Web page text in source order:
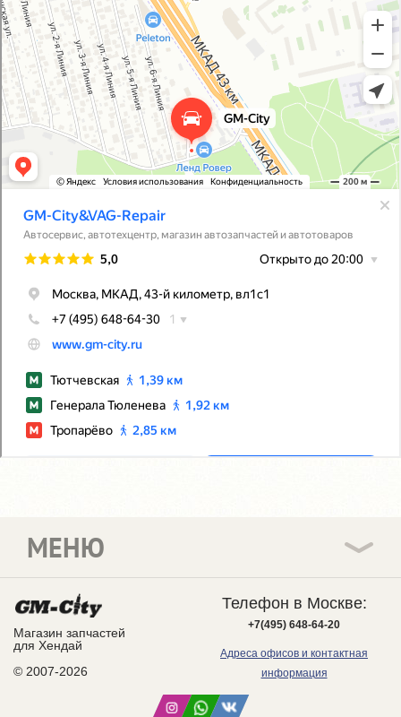
Магазин запчастей
для Хендай
© 2007-2026
МЕНЮ
Телефон в Москве:
+7(495) 648-64-20
Адреса офисов и контактная
информация